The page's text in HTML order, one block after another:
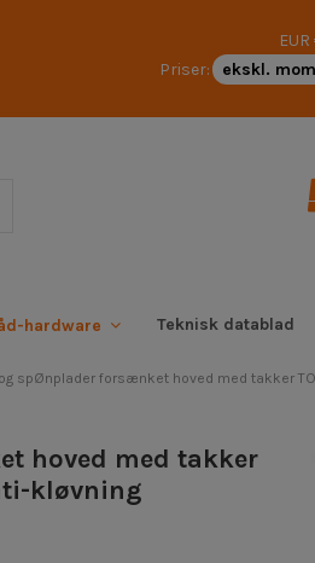
EUR
Priser:
ekskl.
hardware Teknisk datablad
spØnplader forsænket hoved med takker
hoved med takker
kløvning